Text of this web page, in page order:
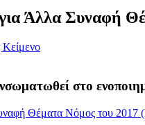
Άλλα Συναφή
στο
Θέματα Νόμος του